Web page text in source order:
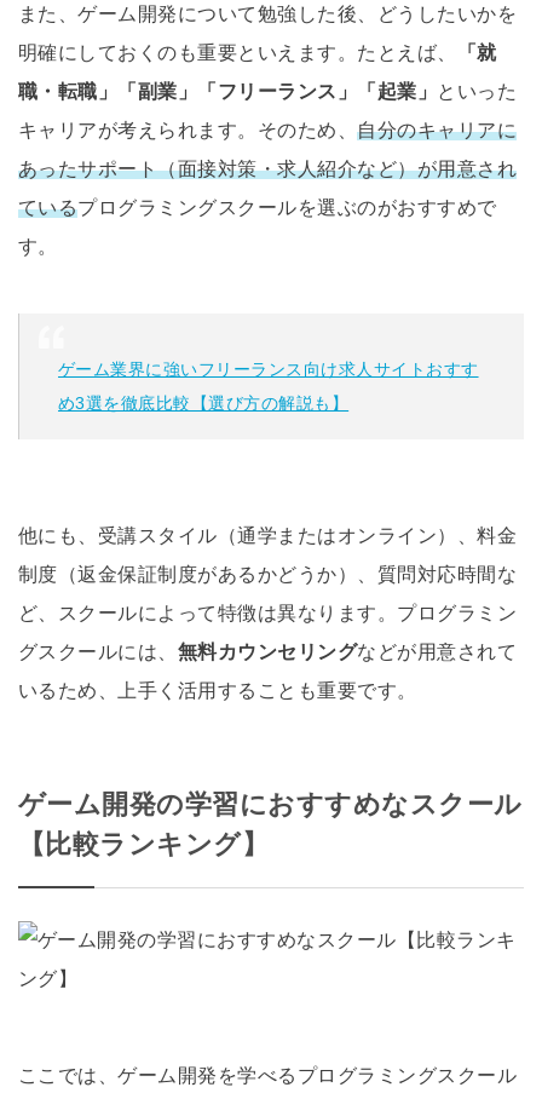
また、ゲーム開発について勉強した後、どうしたいかを
明確にしておくのも重要といえます。たとえば、
「就
職・転職」「副業」「フリーランス」「起業」
といった
キャリアが考えられます。そのため、自分のキャリアに
あったサポート（面接対策・求人紹介など）が用意され
ているプログラミングスクールを選ぶのがおすすめで
す。
ゲーム業界に強いフリーランス向け求人サイトおすす
め3選を徹底比較【選び方の解説も】
他にも、受講スタイル（通学またはオンライン）、料金
制度（返金保証制度があるかどうか）、質問対応時間な
ど、スクールによって特徴は異なります。プログラミン
グスクールには、 無料カウンセリングなどが用意されて
いるため、上手く活用することも重要です。
ゲーム開発の学習におすすめなスクール
【比較ランキング】
ここでは、ゲーム開発を学べるプログラミングスクール